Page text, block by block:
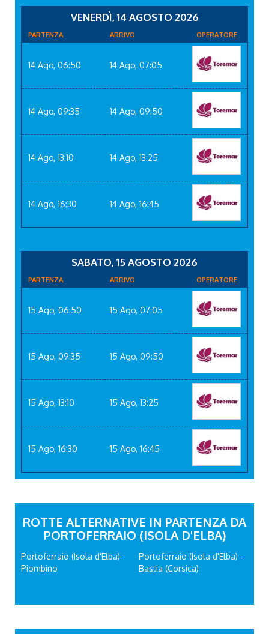
VENERDÌ, 14 AGOSTO 2026
PARTENZA ARRIVO OPERATORE
14 Ago, 06:50 14 Ago, 07:05
14 Ago, 09:35 14 Ago, 09:50
14 Ago, 13:10 14 Ago, 13:25
14 Ago, 16:30 14 Ago, 16:45
SABATO, 15 AGOSTO 2026
PARTENZA ARRIVO OPERATORE
15 Ago, 06:50 15 Ago, 07:05
15 Ago, 09:35 15 Ago, 09:50
15 Ago, 13:10 15 Ago, 13:25
15 Ago, 16:30 15 Ago, 16:45
ROTTE ALTERNATIVE IN PARTENZA DA
PORTOFERRAIO (ISOLA D'ELBA)
Portoferraio (Isola d'Elba) -
Piombino
Portoferraio (Isola d'Elba) -
Bastia (Corsica)